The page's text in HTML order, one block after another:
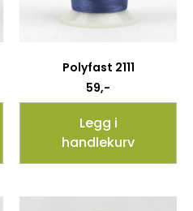
Polyfast 2111
59,-
Legg i
handlekurv